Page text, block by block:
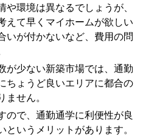
環境は異なるでしょうが、
えて早くマイホームが欲しい
いが付かないなど、費用の問
が少ない新築市場では、通勤
ちょうど良いエリアに都合の
せん。
ので、通勤通学に利便性が良
いうメリットがあります。